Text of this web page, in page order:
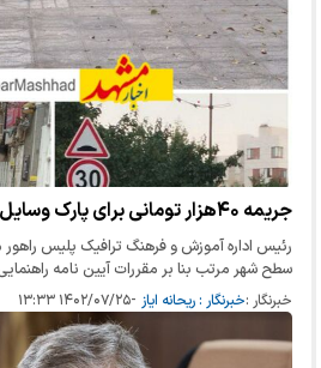
جریمه ۴۰هزار تومانی برای پارک وسایل نقلیه در پیاده رو
رئیس اداره آموزش و فرهنگ ترافیک پلیس
سطح شهر مرتب بنا بر مقررات آیین نامه
می‌کنند و همچنین مبلغ جریمه این تخلف ۵۲ هزار ۵۰۰ تومان است.
خبرنگار :خبرنگار : ریحانه ایاز -۱۴۰۲/۰۷/۲۵ ۱۳:۳۳